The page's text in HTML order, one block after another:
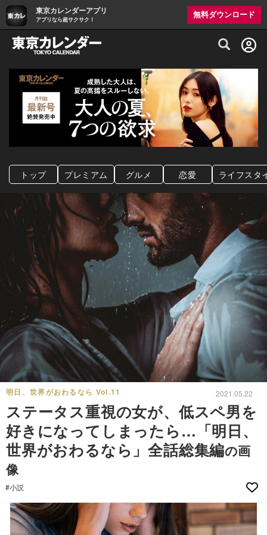
東京カレンダーアプリ
アプリなら超サクサク！
無料ダウンロード
グルメ情報・プレミアムレストラン予約
トップ プレミアム グルメ 恋愛 ライフスタ
明日、世界がおわるなら Vol.11 2021.05.22
ステータス重視の女が、低スペ男を
好きになってしまったら…「明日、
世界がおわるなら」全話総集編の画
像
#小説